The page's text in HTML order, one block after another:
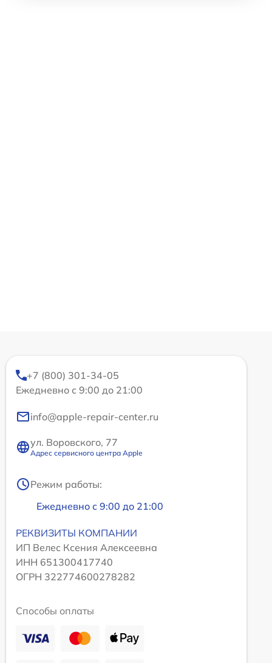
+7 (800) 301-34-05
Ежедневно с 9:00 до 21:00
info@apple-repair-center.ru
ул. Воровского, 77
Адрес сервисного центра Apple
Режим работы:
Ежедневно с 9:00 до 21:00
РЕКВИЗИТЫ КОМПАНИИ
ИП Велес Ксения Алексеевна
ИНН 651300417740
ОГРН 322774600278282
Способы оплаты